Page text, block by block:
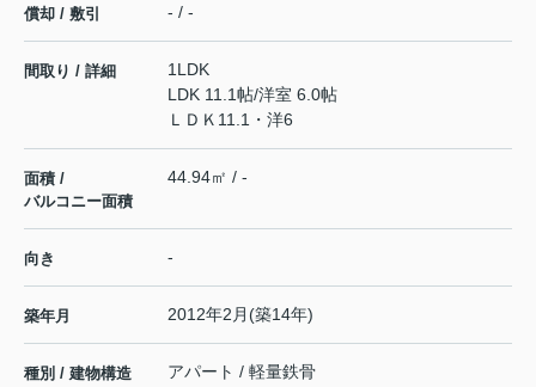
償却 / 敷引 - / -
間取り / 詳細
1LDK
LDK 11.1帖/洋室 6.0帖
ＬＤＫ11.1・洋6
面積 /
バルコニー面積
44.94㎡ / -
向き -
築年月 2012年2月(築14年)
種別 / 建物構造 アパート / 軽量鉄骨